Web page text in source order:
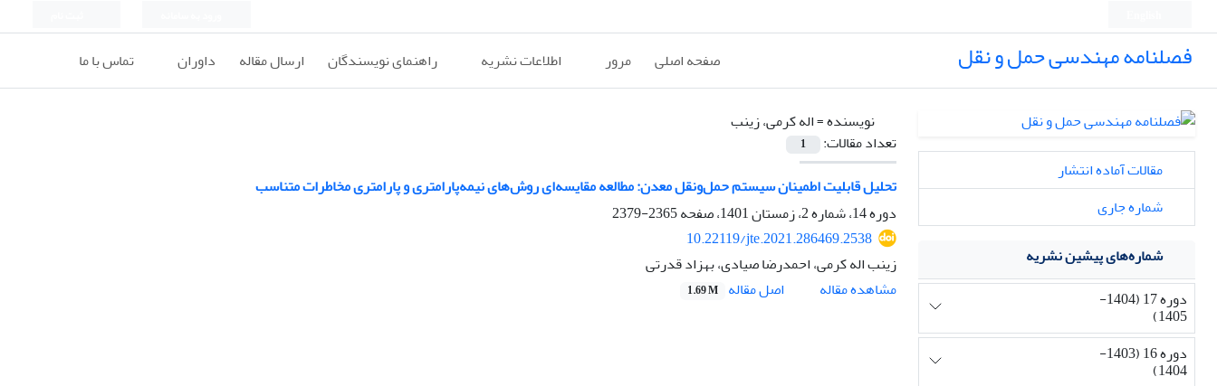
فصلنامه مهندسی حمل و نقل صفحه اصلی مرور اطلاعات نشریه راهنمای نویسندگان ارسال مقاله داوران تماس با ما
نویسنده =اله کرمی، زینب
تعداد مقالات:
1
تحلیل قابلیت اطمینان سیستم حمل‌ونقل معدن: مطالعه مقایسه‌ای روش‌های نیمه‌پارامتری و پارامتری مخاطرات متناسب
دوره 14، شماره 2، زمستان 1401، صفحه
2365-2379
10.22119/jte.2021.286469.2538
زینب اله کرمی، احمدرضا صیادی، بهزاد قدرتی
مشاهده مقاله
اصل مقاله 1.69 M
مقالات آماده انتشار
شماره جاری
شماره‌های پیشین نشریه
دوره 17 (1404-
1405)
دوره 16 (1403-
1404)